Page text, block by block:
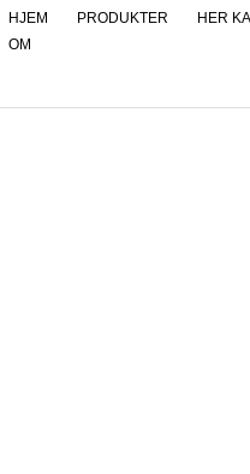
HJEM PRODUKTER
HER
OM